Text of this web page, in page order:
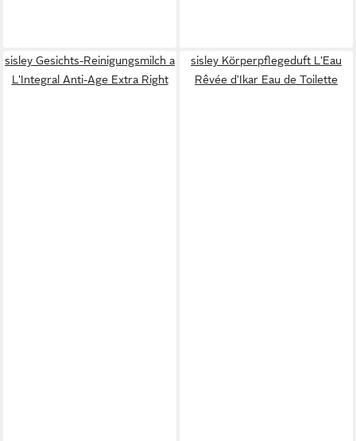
sisley Gesichts-Reinigungsmilch a
L'Integral Anti-Age Extra Right
sisley Körperpflegeduft L'Eau
Rêvée d'Ikar Eau de Toilette